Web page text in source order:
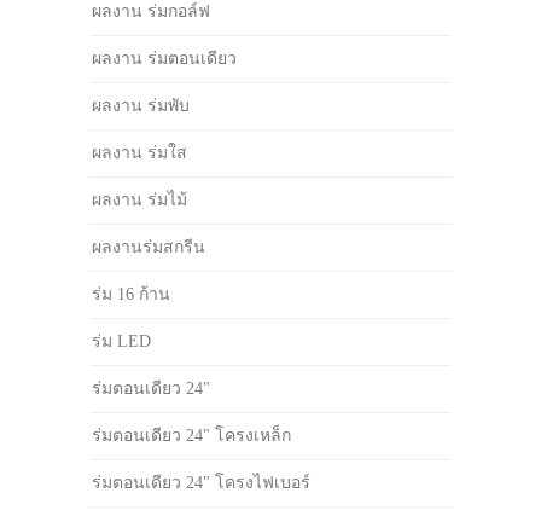
ผลงาน ร่มกอล์ฟ
ผลงาน ร่มตอนเดียว
ผลงาน ร่มพับ
ผลงาน ร่มใส
ผลงาน ร่มไม้
ผลงานร่มสกรีน
ร่ม 16 ก้าน
ร่ม LED
ร่มตอนเดียว 24"
ร่มตอนเดียว 24" โครงเหล็ก
ร่มตอนเดียว 24" โครงไฟเบอร์